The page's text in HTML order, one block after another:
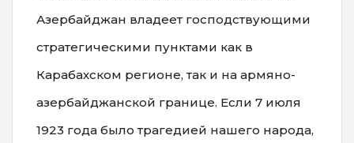
Азербайджан владеет господствующими
стратегическими пунктами как в
Карабахском регионе, так и на армяно-
азербайджанской границе. Если 7 июля
1923 года было трагедией нашего народа,